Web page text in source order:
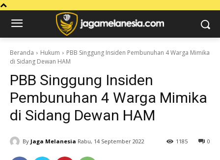
Beranda Hukum
PBB Singgung Insiden Pembunuhan 4 Warga Mimika
di Sidang Dewan HAM
PBB Singgung Insiden
Pembunuhan 4 Warga Mimika
di Sidang Dewan HAM
By Jaga Melanesia Rabu, 14 September 2022 0
1185